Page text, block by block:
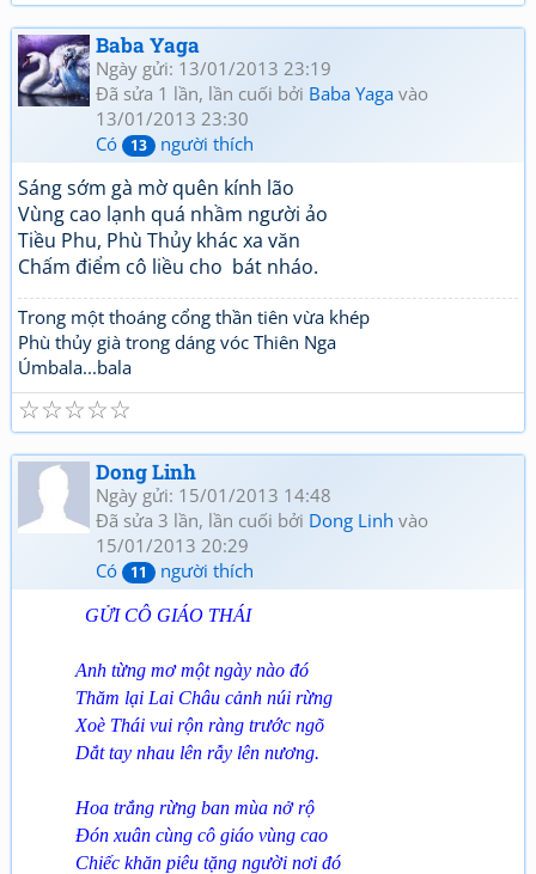
Baba Yaga
Ngày gửi: 13/01/2013 23:19
Đã sửa 1 lần, lần cuối bởi Baba Yaga vào
13/01/2013 23:30
Có
13 người thích
Sáng sớm gà mờ quên kính lão
Vùng cao lạnh quá nhầm người ảo
Tiều Phu, Phù Thủy khác xa văn
Chấm điểm cô liều cho bát nháo.
Trong một thoáng cổng thần tiên vừa khép
Phù thủy già trong dáng vóc Thiên Nga
Úmbala...bala
☆
☆
☆
☆
☆
Dong Linh
Ngày gửi: 15/01/2013 14:48
Đã sửa 3 lần, lần cuối bởi Dong Linh vào
15/01/2013 20:29
Có
11 người thích
GỬI CÔ GIÁO THÁI
Anh từng mơ một ngày nào đó
Thăm lại Lai Châu cảnh núi rừng
Xoè Thái vui rộn ràng trước ngõ
Dắt tay nhau lên rẫy lên nương.
Hoa trắng rừng ban mùa nở rộ
Đón xuân cùng cô giáo vùng cao
Chiếc khăn piêu tặng người nơi đó